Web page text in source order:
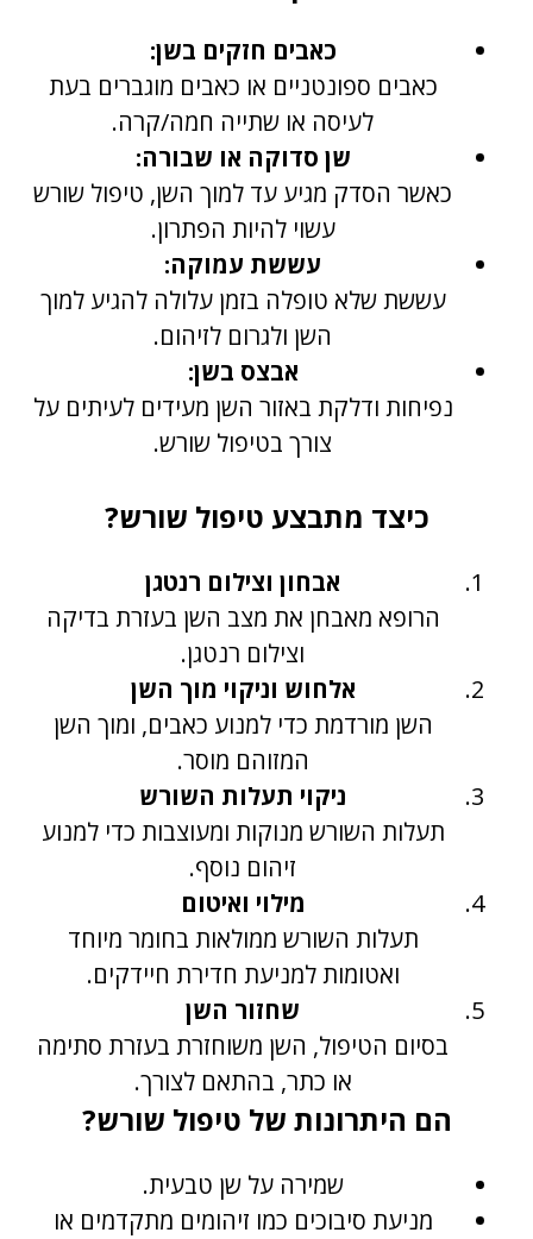
כאבים חזקים בשן:
כאבים ספונטניים או כאבים מוגברים בעת
לעיסה או שתייה חמה/קרה.
שן סדוקה או שבורה:
כאשר הסדק מגיע עד למוך השן, טיפול שורש
עשוי להיות הפתרון.
עששת עמוקה:
עששת שלא טופלה בזמן עלולה להגיע למוך
השן ולגרום לזיהום.
אבצס בשן:
נפיחות ודלקת באזור השן מעידים לעיתים על
צורך בטיפול שורש.
כיצד מתבצע טיפול שורש?
אבחון וצילום רנטגן
הרופא מאבחן את מצב השן בעזרת בדיקה
וצילום רנטגן.
אלחוש וניקוי מוך השן
השן מורדמת כדי למנוע כאבים, ומוך השן
המזוהם מוסר.
ניקוי תעלות השורש
תעלות השורש מנוקות ומעוצבות כדי למנוע
זיהום נוסף.
מילוי ואיטום
תעלות השורש ממולאות בחומר מיוחד
ואטומות למניעת חדירת חיידקים.
שחזור השן
בסיום הטיפול, השן משוחזרת בעזרת סתימה
או כתר, בהתאם לצורך.
הם היתרונות של טיפול שורש?
שמירה על שן טבעית.
מניעת סיבוכים כמו זיהומים מתקדמים או